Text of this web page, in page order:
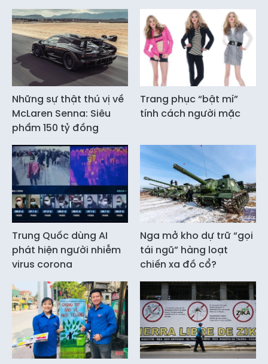
Những sự thật thú vị về
McLaren Senna: Siêu
phẩm 150 tỷ đồng
Trang phục “bật mí”
tính cách người mặc
Trung Quốc dùng AI
phát hiện người nhiễm
virus corona
Nga mở kho dự trữ “gọi
tái ngũ” hàng loạt
chiến xa đồ cổ?